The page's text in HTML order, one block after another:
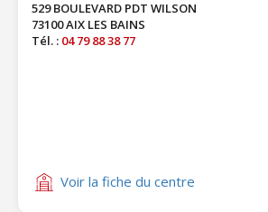
529 BOULEVARD PDT WILSON
73100 AIX LES BAINS
Tél. : 04 79 88 38 77
Voir la fiche du centre